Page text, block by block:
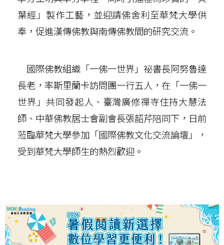
葉經」製作工藝，並迎請佛舍利至華梵大學供
奉，促進漢傳佛教與南傳佛教間的研究交流。
國際佛教組織「一佛一世界」祕書長阿努魯達
長老，率斯里蘭卡訪問團一行五人，在「一佛一
世界」共同發起人、臺灣廣修禪寺住持大慧法
師、中華佛教居士會副會長張韶芹陪同下，日前
蒞臨華梵大學參加「國際佛教文化交流論壇」，
受到華梵大學師生的熱烈歡迎。